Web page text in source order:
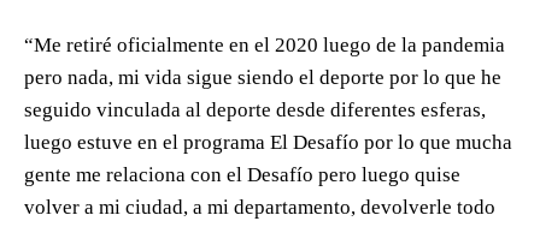
“Me retiré oficialmente en el 2020 luego de la pandemia
pero nada, mi vida sigue siendo el deporte por lo que he
seguido vinculada al deporte desde diferentes esferas,
luego estuve en el programa El Desafío por lo que mucha
gente me relaciona con el Desafío pero luego quise
volver a mi ciudad, a mi departamento, devolverle todo